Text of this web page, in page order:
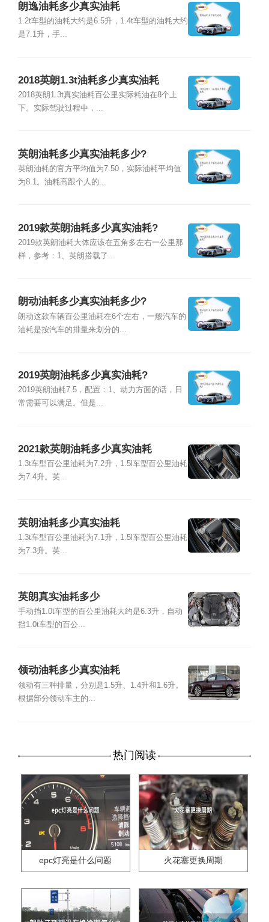
朗逸油耗多少真实油耗
1.2t车型的油耗大约是6.5升，1.4t车型的油耗大约
是7.1升，手...
2018英朗1.3t油耗多少真实油耗
2018英朗1.3t真实油耗百公里实际耗油在8个上
下。实际驾驶过程中，...
英朗油耗多少真实油耗多少?
英朗油耗的官方平均值为7.50，实际油耗平均值
为8.1。油耗高跟个人的...
2019款英朗油耗多少真实油耗?
2019款英朗油耗大体应该在五角多左右一公里那
样，参考：1、英朗搭载了...
朗动油耗多少真实油耗多少?
朗动这款车辆百公里油耗在6个左右，一般汽车的
油耗是按汽车的排量来划分的...
2019英朗油耗多少真实油耗?
2019英朗油耗7.5，配置：1、动力方面的话，日
常需要可以满足。但是...
2021款英朗油耗多少真实油耗
1.3t车型百公里油耗为7.2升，1.5l车型百公里油耗
为7.4升。英...
英朗油耗多少真实油耗
1.3t车型百公里油耗为7.1升，1.5l车型百公里油耗
为7.3升。英...
英朗真实油耗多少
手动挡1.0t车型的百公里油耗大约是6.3升，自动
挡1.0t车型的百公...
领动油耗多少真实油耗
领动有三种排量，分别是1.5升、1.4升和1.6升。
根据部分领动车主的...
热门阅读
epc灯亮是什么问题 火花塞更换周期